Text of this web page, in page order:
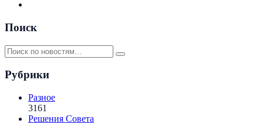
Поиск
Рубрики
Разное
3161
Решения Совета